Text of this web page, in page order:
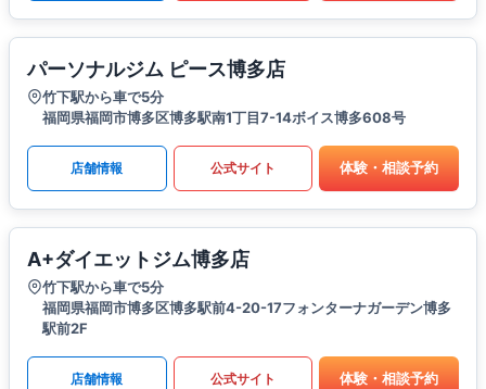
パーソナルジム ピース博多店
竹下駅から車で5分
福岡県福岡市博多区博多駅南1丁目7-14ボイス博多608号
店舗情報 公式サイト 体験・相談予約
A+ダイエットジム博多店
竹下駅から車で5分
福岡県福岡市博多区博多駅前4-20-17フォンターナガーデン博多
駅前2F
店舗情報 公式サイト 体験・相談予約